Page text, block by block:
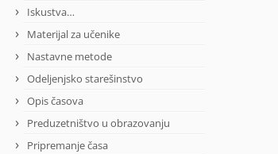
Iskustva…
Materijal za učenike
Nastavne metode
Odeljenjsko starešinstvo
Opis časova
Preduzetništvo u obrazovanju
Pripremanje časa